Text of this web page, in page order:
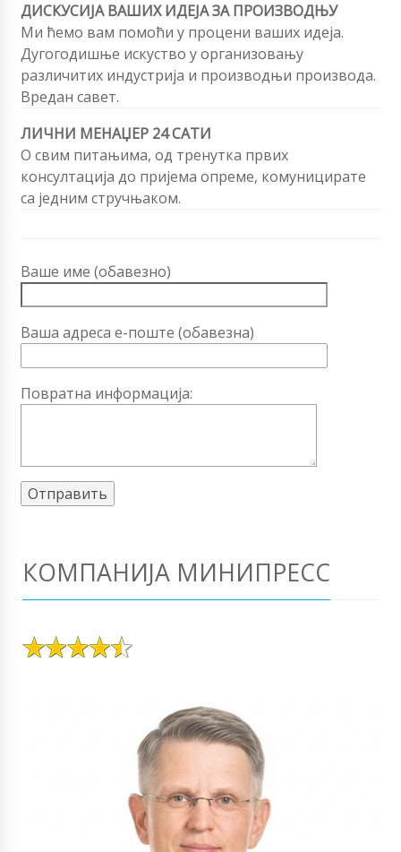
ДИСКУСИЈА ВАШИХ ИДЕЈА ЗА ПРОИЗВОДЊУ
Ми ћемо вам помоћи у процени ваших идеја.
Дугогодишње искуство у организовању
различитих индустрија и производњи производа.
Вредан савет.
ЛИЧНИ МЕНАЏЕР 24 САТИ
О свим питањима, од тренутка првих
консултација до пријема опреме, комуницирате
са једним стручњаком.
Ваше име (обавезно)
Ваша адреса е-поште (обавезна)
Повратна информација:
КОМПАНИЈА МИНИПРЕСС